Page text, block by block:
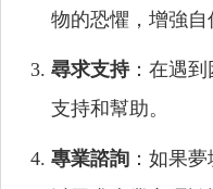
物的恐懼，增強自
尋求支持：在遇到
支持和幫助。
專業諮詢 ：如果